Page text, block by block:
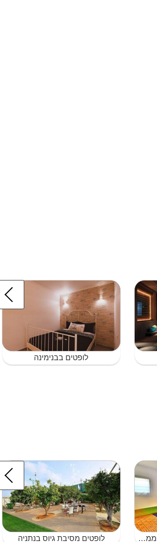
לופטים בבנימינה
לופטים עם בריכת שחייה מחוממת עם בריכת שחייה בנתניה לופטים מסיבת גיוס בנתניה